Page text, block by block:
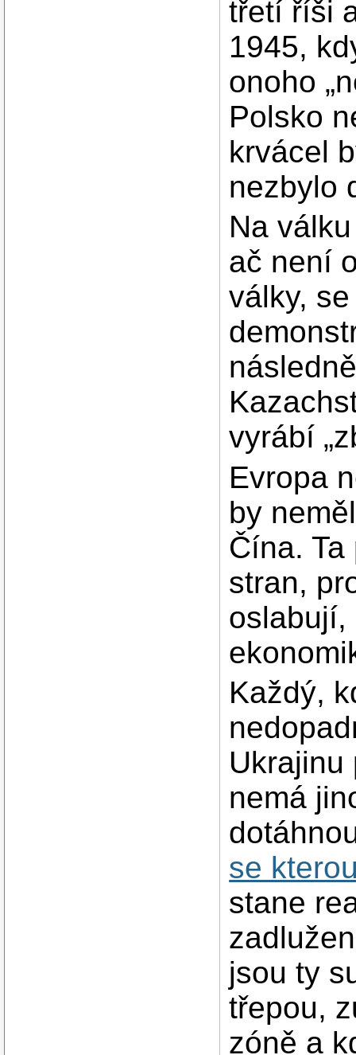
třetí říši
1945,
onoho
Polsko
krvácel
nezbylo
Na
ač není
války,
vyrábí
Evropa
by
Čína.
stran,
oslabují,
Každý,
Ukrajinu
nemá
se
stane
jsou ty
třepou,
zóně a